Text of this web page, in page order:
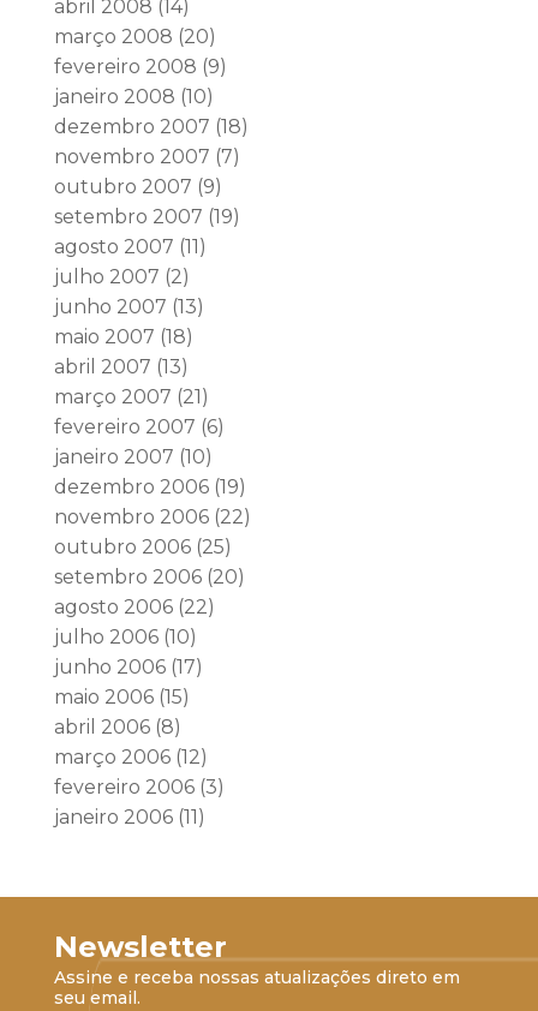
abril 2008 (14)
março 2008 (20)
fevereiro 2008 (9)
janeiro 2008 (10)
dezembro 2007 (18)
novembro 2007 (7)
outubro 2007 (9)
setembro 2007 (19)
agosto 2007 (11)
julho 2007 (2)
junho 2007 (13)
maio 2007 (18)
abril 2007 (13)
março 2007 (21)
fevereiro 2007 (6)
janeiro 2007 (10)
dezembro 2006(19)
novembro 2006(22)
outubro 2006(25)
setembro 2006(20)
agosto 2006(22)
julho 2006(10)
junho 2006(17)
maio 2006(15)
abril 2006(8)
março 2006(12)
fevereiro 2006(3)
janeiro 2006(11)
Newsletter
Assine e receba nossas atualizações direto em
seu email.